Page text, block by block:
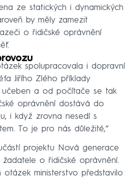
ze statických i dynamických
by měly zamezit
o řidičské oprávnění
spolupracovala i dopravní
Jiřího Zlého příklady
učeben a od počítače se tak
oprávnění dostává do
i když zrovna nesedí s
To je pro nás důležité,“
projektu Nová generace
o řidičské oprávnění.
otázek ministerstvo představilo